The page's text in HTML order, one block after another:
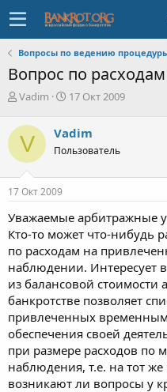
Вопросы по ведению
Вопрос по
А
т
о
т
е
м
Vadim
Д
а
н
ч
а
17 Окт 2009
V Vadim
Пользователь
17 Окт 2009
Уважаемые арбитражные
Кто-то может что-нибудь
по расходам на
наблюдении. Интересует
из балансовой стоимости
банкротстве позволяет
привлеченных
обеспечения своей
при размере расходов по
наблюдения, т.е. на тот
возникают ли вопросы у